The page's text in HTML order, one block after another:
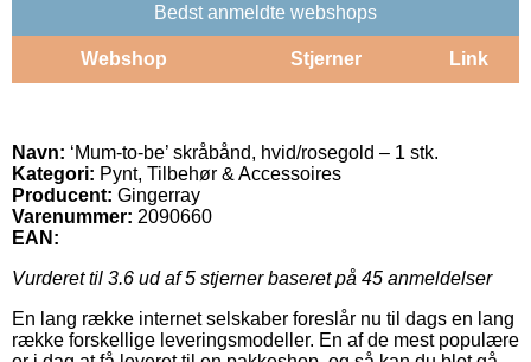
Bedst anmeldte webshops
Webshop Stjerner Link
Navn: ‘Mum-to-be’ skråbånd, hvid/rosegold – 1 stk.
Kategori: Pynt, Tilbehør & Accessoires
Producent: Gingerray
Varenummer: 2090660
EAN:
Vurderet til 3.6 ud af 5 stjerner baseret på 45 anmeldelser
En lang række internet selskaber foreslår nu til dags en lang
række forskellige leveringsmodeller. En af de mest populære